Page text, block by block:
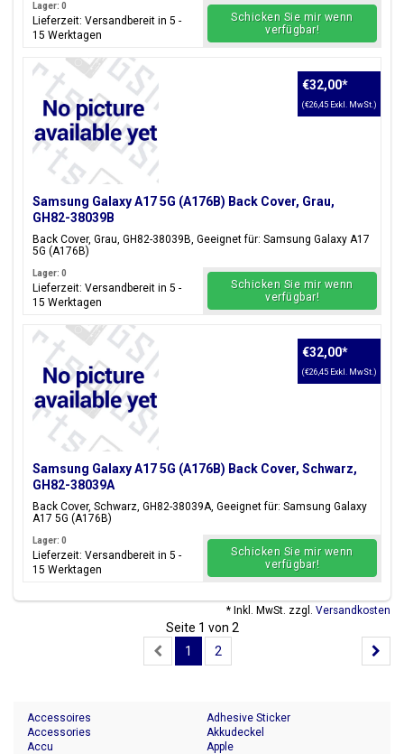
Lager: 0
Lieferzeit: Versandbereit in 5 -
15 Werktagen
Schicken Sie mir wenn
verfügbar!
Samsung Galaxy A17 5G (A176B) Back Cover, Grau,
GH82-38039B
Back Cover, Grau, GH82-38039B, Geeignet für: Samsung Galaxy A17
5G (A176B)
€32,00*
(€26,45 Exkl. MwSt.)
Lager: 0
Lieferzeit: Versandbereit in 5 -
15 Werktagen
Schicken Sie mir wenn
verfügbar!
Samsung Galaxy A17 5G (A176B) Back Cover, Schwarz,
GH82-38039A
Back Cover, Schwarz, GH82-38039A, Geeignet für: Samsung Galaxy
A17 5G (A176B)
€32,00*
(€26,45 Exkl. MwSt.)
Lager: 0
Lieferzeit: Versandbereit in 5 -
15 Werktagen
Schicken Sie mir wenn
verfügbar!
* Inkl. MwSt. zzgl. Versandkosten
Seite 1 von 2
1
2
Accessoires
Accessories
Accu
Adhesive Sticker
Akkudeckel
Apple